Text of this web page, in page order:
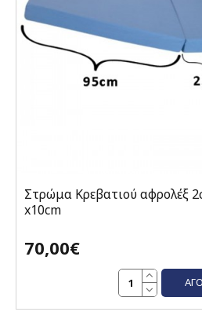
Στρώμα Κρεβατιού αφρολέξ
x10cm
70,00€